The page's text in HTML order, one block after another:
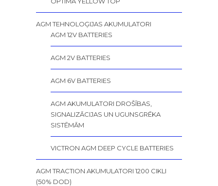
AGM TEHNOLOĢIJAS AKUMULATORI
AGM 12V BATTERIES
AGM 2V BATTERIES
AGM 6V BATTERIES
AGM AKUMULATORI DROŠĪBAS,
SIGNALIZĀCIJAS UN UGUNSGRĒKA
SISTĒMĀM
VICTRON AGM DEEP CYCLE BATTERIES
AGM TRACTION AKUMULATORI 1200 CIKLI
(50% DOD)